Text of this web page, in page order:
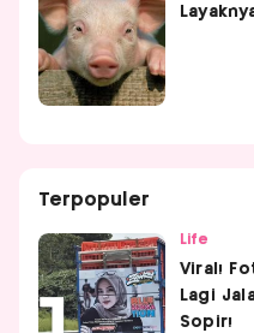
Terpopuler
Life
Viral!
Lagi
Sopir!